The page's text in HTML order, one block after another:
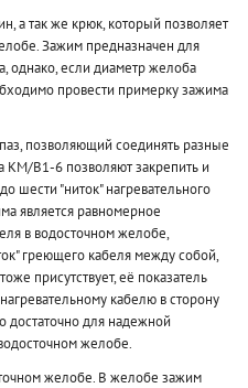
а так же крюк, который позволяет
Зажим предназначен для
однако, если диаметр желоба
провести примерку зажима
позволяющий соединять разные
В1-6 позволяют закрепить и
шести "ниток" нагревательного
является равномерное
в водосточном желобе,
греющего кабеля между собой,
присутствует, её показатель
кабелю в сторону
достаточно для надежной
желобе.
желобе. В желобе зажим